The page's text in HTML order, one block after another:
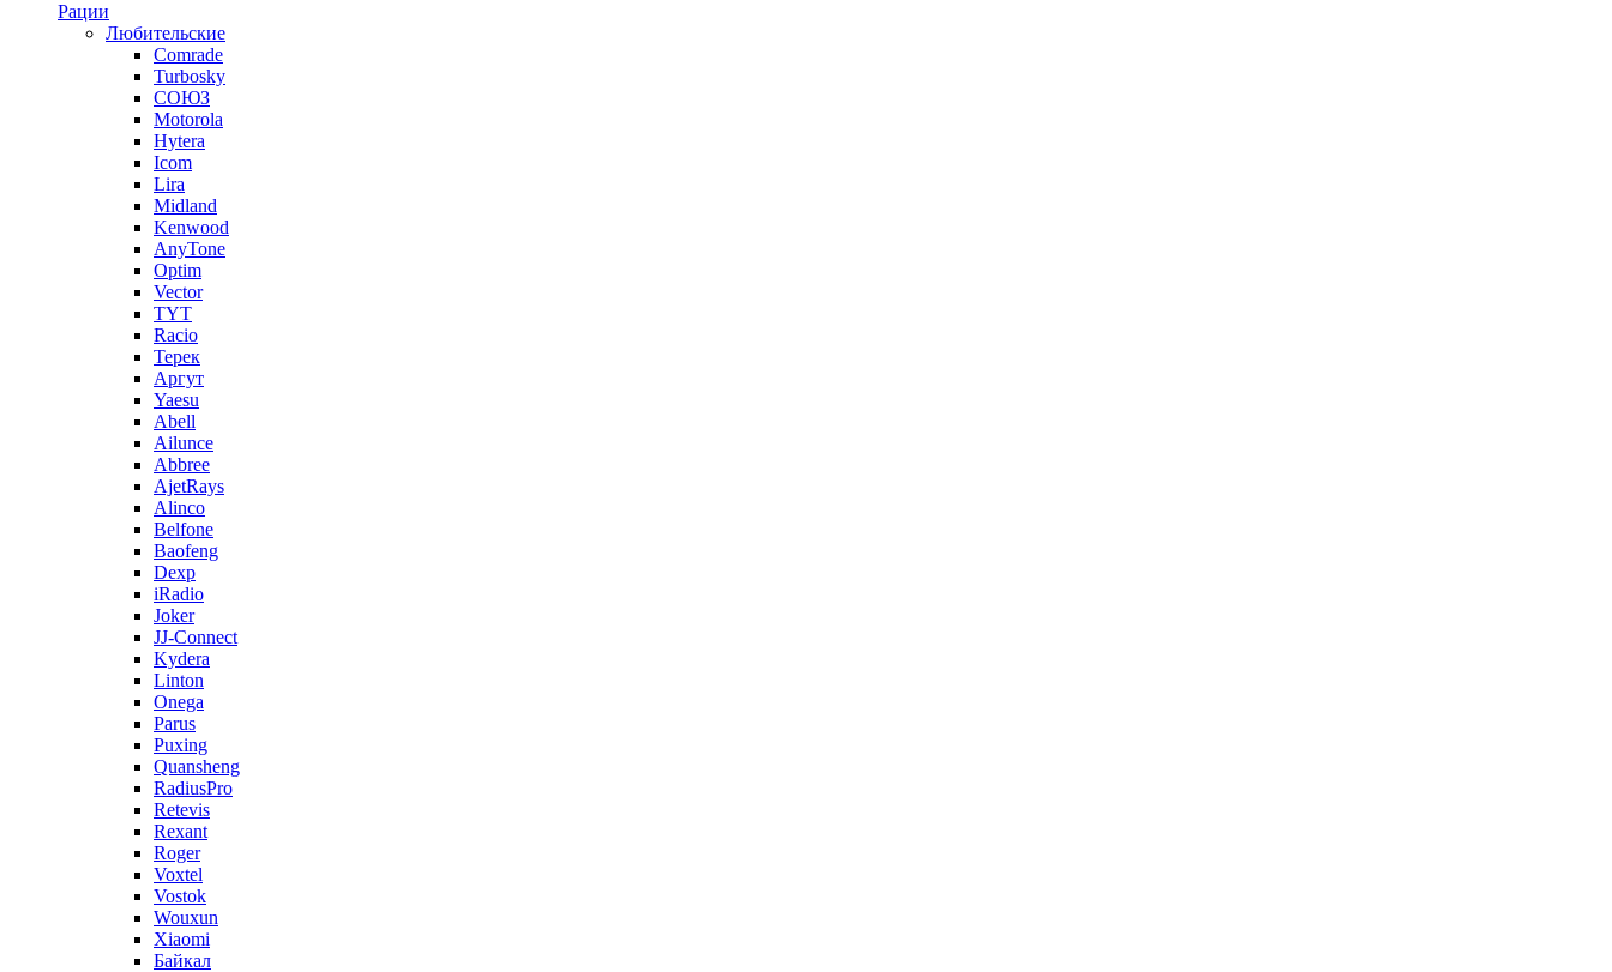
Рации
Любительские
Comrade
Turbosky
СОЮЗ
Motorola
Hytera
Icom
Lira
Midland
Kenwood
AnyTone
Optim
Vector
TYT
Racio
Терек
Аргут
Yaesu
Abell
Ailunce
Abbree
AjetRays
Alinco
Belfone
Baofeng
Dexp
iRadio
Joker
JJ-Connect
Kydera
Linton
Onega
Parus
Puxing
Quansheng
RadiusPro
Retevis
Rexant
Roger
Voxtel
Vostok
Wouxun
Xiaomi
Байкал